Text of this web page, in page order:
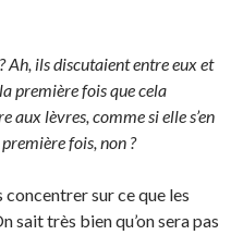
Ah, ils discutaient entre eux et
première fois que cela
lèvres, comme si elle s’en
fois, non ?
sur ce que les
sait très bien qu’on sera pas